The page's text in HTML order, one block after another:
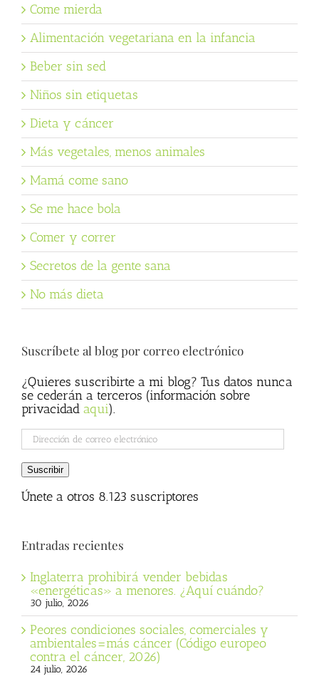
Come mierda
Alimentación vegetariana en la infancia
Beber sin sed
Niños sin etiquetas
Dieta y cáncer
Más vegetales, menos animales
Mamá come sano
Se me hace bola
Comer y correr
Secretos de la gente sana
No más dieta
Suscríbete al blog por correo electrónico
¿Quieres suscribirte a mi blog? Tus datos nunca
se cederán a terceros (información sobre
privacidad aqui).
Dirección
de
correo
electrónico
Suscribir
Únete a otros 8.123 suscriptores
Entradas recientes
Inglaterra prohibirá vender bebidas
«energéticas» a menores. ¿Aquí cuándo?
30 julio, 2026
Peores condiciones sociales, comerciales y
ambientales=más cáncer (Código europeo
contra el cáncer, 2026)
24 julio, 2026